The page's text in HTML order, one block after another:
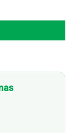
SUPER COBRA,